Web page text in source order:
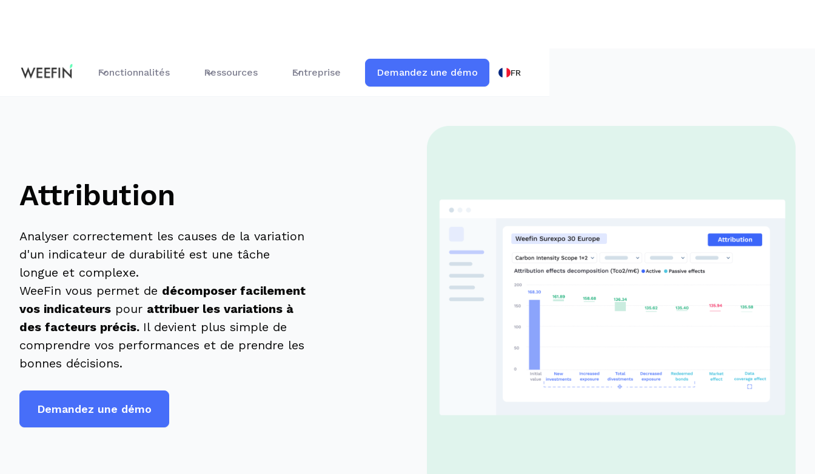
Fonctionnalités Ressources Entreprise Demandez une démo FR
Accueil Fonctionnalités
Attribution
Analyser correctement les causes de la variation
d'un indicateur de durabilité est une tâche
longue et complexe.
WeeFin vous permet de décomposer facilement
vos indicateurs pour attribuer les variations à
des facteurs précis. Il devient plus simple de
comprendre vos performances et de prendre les
bonnes décisions.
Demandez une démo